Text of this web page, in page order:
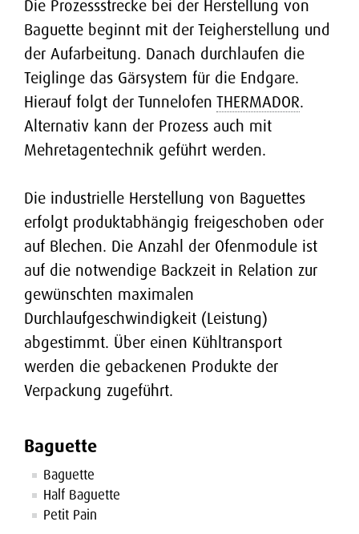
Laugengebäck-Anlage
Hartkeks-Anlage
THERMADOR
MEGADOR
STICKPRESSE SP
Stellenangebote
Kontakt
Kontakt & Anfahrt
Auslandsvertretungen
Die Prozessstrecke bei der Herstellung von
Baguette beginnt mit der Teigherstellung und
der Aufarbeitung. Danach durchlaufen die
Teiglinge das Gärsystem für die Endgare.
Hierauf folgt der Tunnelofen THERMADOR.
Alternativ kann der Prozess auch mit
Mehretagentechnik geführt werden.
Die industrielle Herstellung von Baguettes
erfolgt produktabhängig freigeschoben oder
auf Blechen. Die Anzahl der Ofenmodule ist
auf die notwendige Backzeit in Relation zur
gewünschten maximalen
Durchlaufgeschwindigkeit (Leistung)
abgestimmt. Über einen Kühltransport
werden die gebackenen Produkte der
Verpackung zugeführt.
Baguette
Baguette
Half Baguette
Petit Pain